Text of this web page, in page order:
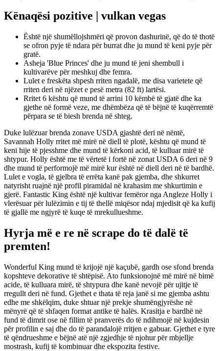
Kënaqësi pozitive | vulkan vegas
Është një shumëllojshmëri që provon dashurinë, që do të thotë
se ofron pyje të ndara për burrat dhe ju mund të keni pyje për
gratë.
Asheja 'Blue Princes' dhe ju mund të jeni shembull i
kultivarëve për meshkuj dhe femra.
Lulet e freskëta shpesh rriten ngadalë, me disa varietete që
rriten deri në njëzet e pesë metra (82 ft) lartësi.
Rritet 6 kështu që mund të arrini 10 këmbë të gjatë dhe ka
gjethe në formë veze, me dhëmbëza që të bëjnë të kuqërremtë
përpara se të biesh brenda në shteg.
Duke lulëzuar brenda zonave USDA gjashtë deri në nëntë,
Savannah Holly rritet më mirë në diell të plotë, kështu që mund të
keni hije të pjesshme dhe mund të kërkoni acid, të kulluar mirë të
shtypur. Holly është me të vërtetë i fortë në zonat USDA 6 deri në 9
dhe mund të performojë më mirë kur është në diell deri në të bardhë.
Lulet e vogla, të gjelbra të errëta kanë pak gjemba, dhe shkurret
natyrisht ruajnë një profil piramidal në krahasim me shkurtimin e
gjerë. Fantastic King është një kultivar femëror nga Angleze Holly i
vlerësuar për lulëzimin e tij të thellë miqësor ndaj mjedisit që ka kufij
të gjallë me ngjyrë të kuqe të mrekullueshme.
Hyrja më e re në scrape do të dalë të
premten!
Wonderful King mund të krijojë një kaçubë, gardh ose sfond brenda
kopshteve dekorative të shtëpisë. Ato funksionojnë më mirë në bimë
acide, të kulluara mirë, të shtypura dhe kanë nevojë për ujitje të
rregullt deri në fund. Gjethet e thata të reja janë si me gjemba ashtu
edhe me shkëlqim, duke shtuar një prekje shumëngjyrëshe në
mënyrë që të shfaqen format antike të halës. Krasitja e bardhë në
fund të dimrit ose në fillim të pranverës do të ndihmojë në kujdesin
për profilin e saj dhe do të parandalojë rritjen e gabuar. Gjethet e tyre
të qëndrueshme e bëjnë atë një zgjedhje të njohur për mbjellje
mostrash, kufij të kombinuar dhe ekspozita festive.